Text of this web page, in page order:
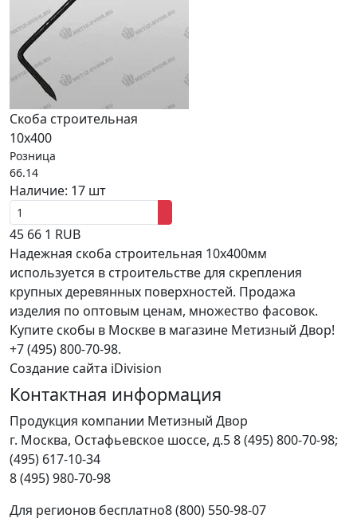
Скоба строительная
10х400
Розница
66.14
Наличие: 17 шт
45 66 1 RUB
Надежная скоба строительная 10х400мм
используется в строительстве для скрепления
крупных деревянных поверхностей. Продажа
изделия по оптовым ценам, множество фасовок.
Купите скобы в Москве в магазине Метизный Двор!
+7 (495) 800-70-98.
Создание сайта iDivision
Контактная информация
Продукция компании Метизный Двор
г. Москва, Остафьевское шоссе, д.58 (495) 800-70-98;
(495) 617-10-34
8 (495) 980-70-98
Для регионов бесплатно8 (800) 550-98-07